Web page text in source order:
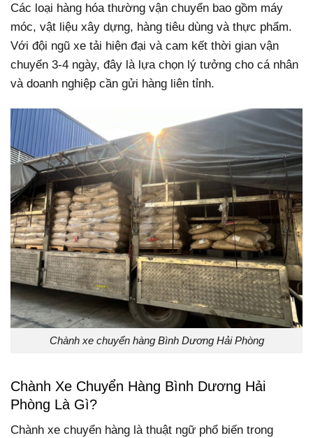
Các loại hàng hóa thường vận chuyển bao gồm máy
móc, vật liệu xây dựng, hàng tiêu dùng và thực phẩm.
Với đội ngũ xe tải hiện đại và cam kết thời gian vận
chuyển 3-4 ngày, đây là lựa chọn lý tưởng cho cá nhân
và doanh nghiệp cần gửi hàng liên tỉnh.
Chành xe chuyển hàng Bình Dương Hải Phòng
Chành Xe Chuyển Hàng Bình Dương Hải
Phòng Là Gì?
Chành xe chuyển hàng là thuật ngữ phổ biến trong